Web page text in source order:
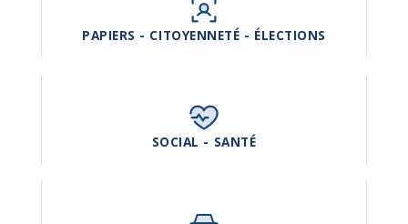
PAPIERS - CITOYENNETÉ - ÉLECTIONS
SOCIAL - SANTÉ